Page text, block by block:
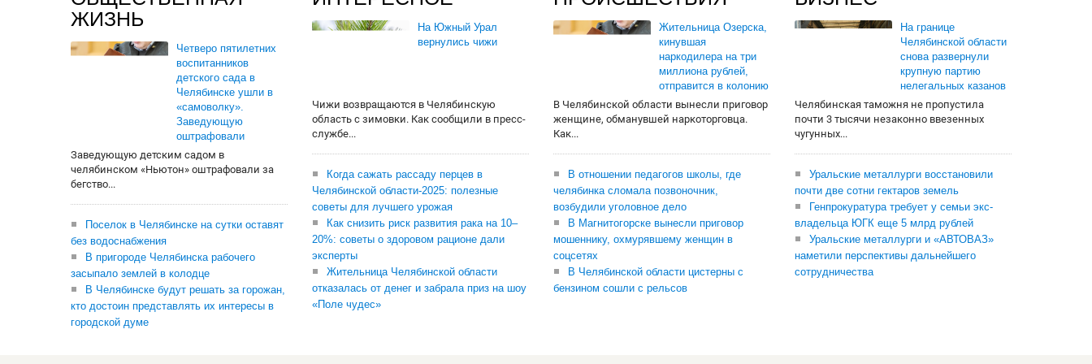
ЖИЗНЬ
Четверо пятилетних
воспитанников
детского сада в
Челябинске ушли в
«самоволку».
Заведующую
оштрафовали
Заведующую детским садом в
челябинском «Ньютон» оштрафовали за
бегство...
Поселок в Челябинске на сутки оставят
без водоснабжения
В пригороде Челябинска рабочего
засыпало землей в колодце
В Челябинске будут решать за горожан,
кто достоин представлять их интересы в
городской думе
На Южный Урал
вернулись чижи
Чижи возвращаются в Челябинскую
область с зимовки. Как сообщили в пресс-
службе...
Когда сажать рассаду перцев в
Челябинской области-2025: полезные
советы для лучшего урожая
Как снизить риск развития рака на 10–
20%: советы о здоровом рационе дали
эксперты
Жительница Челябинской области
отказалась от денег и забрала приз на шоу
«Поле чудес»
Жительница Озерска,
кинувшая
наркодилера на три
миллиона рублей,
отправится в колонию
В Челябинской области вынесли приговор
женщине, обманувшей наркоторговца.
Как...
В отношении педагогов школы, где
челябинка сломала позвоночник,
возбудили уголовное дело
В Магнитогорске вынесли приговор
мошеннику, охмурявшему женщин в
соцсетях
В Челябинской области цистерны с
бензином сошли с рельсов
На границе
Челябинской области
снова развернули
крупную партию
нелегальных казанов
Челябинская таможня не пропустила
почти 3 тысячи незаконно ввезенных
чугунных...
Уральские металлурги восстановили
почти две сотни гектаров земель
Генпрокуратура требует у семьи экс-
владельца ЮГК еще 5 млрд рублей
Уральские металлурги и «АВТОВАЗ»
наметили перспективы дальнейшего
сотрудничества